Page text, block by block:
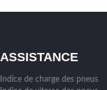
ASSISTANCE
Indice de charge des pneus